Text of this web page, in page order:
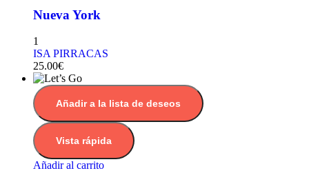
Nueva York
1
ISA PIRRACAS
25.00€
Añadir a la lista de deseos
Vista rápida
Añadir al carrito